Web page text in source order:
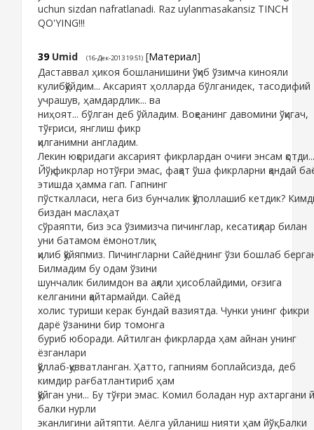
uchun sizdan nafratlanadi. Raz uylanmasakansiz TINCH
QO'YING!!!
39 Umid (16-Дек-2013 19:51) [Материал]
Даставвал ҳикоя бошланишини ўқиб ўзимча кинояли
кулибқўйдим... Аксарият ҳолларда бўлганидек, тасодифий
учрашув, ҳамдардлик... ва
ниҳоят... бўлган деб ўйладим. Воқеанинг давомини ўқигач,
тўғриси, янглиш фикр
қилганимни англадим.
Лекин юқоридаги аксарият фикрлардан очиғи энсам қотди...
Йўқ,фикрлар нотўғри эмас, фақат ўша фикрларни қандай
этишда ҳамма гап. Гапнинг
пўсткалласи, нега биз бунчалик қўполлашиб кетдик?
биздан маслаҳат
сўраяпти, биз эса ўзимизча пичинглар, кесатиқлар билан
уни батамом ёмонотлиқ
қилиб қўйяпмиз. Пичингларни Сайёднинг ўзи бошлаб
Билмадим бу одам ўзини
шунчалик билимдон ва ақлли ҳисоблайдими, оғзига
келганини қайтармайди. Сайёд
холис туриши керак бундай вазиятда. Чунки унинг фикри
дарё ўзанини бир томонга
буриб юборади. Айтилган фикрларда ҳам айнан унинг
ёзганлари
қўллаб-қувватланган. Ҳатто, гапниям боплайсизда, деб
кимдир рағбатлантириб ҳам
қўйган уни... Бу тўғри эмас. Комил боладан нур ахтаргани
балки нурли
эканлигини айтяпти. Аёлга уйланиш нияти ҳам йўқ. Балки